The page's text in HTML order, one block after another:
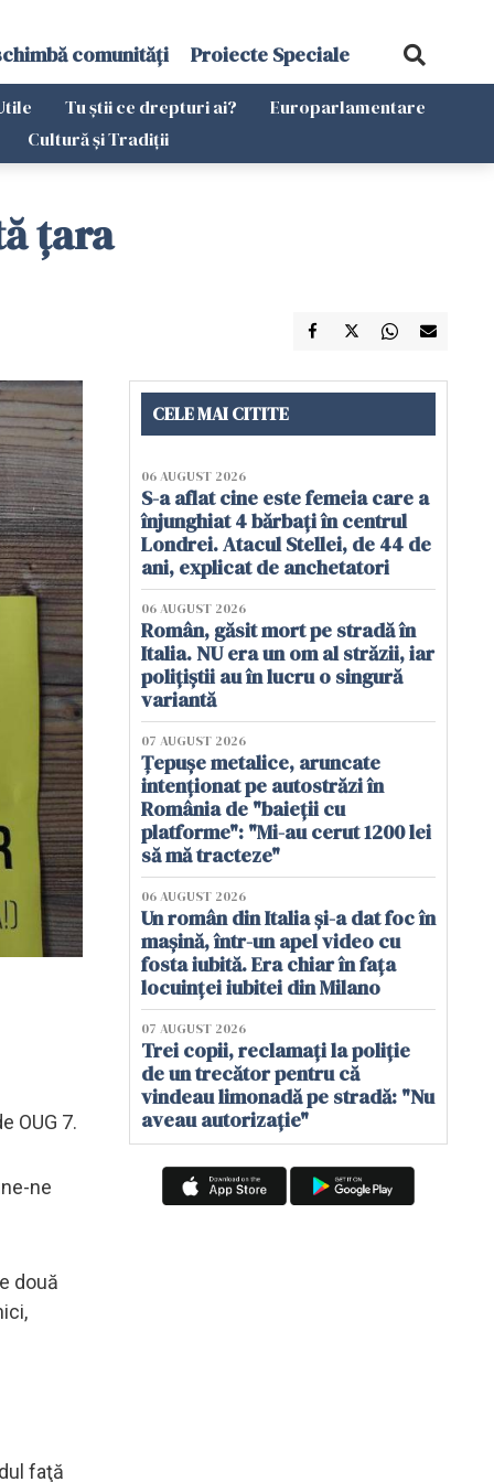
comunități Proiecte Speciale
Tu știi ce drepturi ai?
Europarlamentare
Cultură și Tradiții
țara
OUG 7.
ne
două
faţă
CELE MAI CITITE
06 AUGUST 2026
S-a aflat cine este femeia care a
înjunghiat 4 bărbați în centrul
Londrei. Atacul Stellei, de 44 de
ani, explicat de anchetatori
06 AUGUST 2026
Român, găsit mort pe stradă în
Italia. NU era un om al străzii, iar
polițiștii au în lucru o singură
variantă
07 AUGUST 2026
Țepușe metalice, aruncate
intenționat pe autostrăzi în
România de "baieții cu
platforme": "Mi-au cerut 1200 lei
să mă tracteze"
06 AUGUST 2026
Un român din Italia și-a dat foc în
mașină, într-un apel video cu
fosta iubită. Era chiar în fața
locuinței iubitei din Milano
07 AUGUST 2026
Trei copii, reclamați la poliție
de un trecător pentru că
vindeau limonadă pe stradă: "Nu
aveau autorizație"